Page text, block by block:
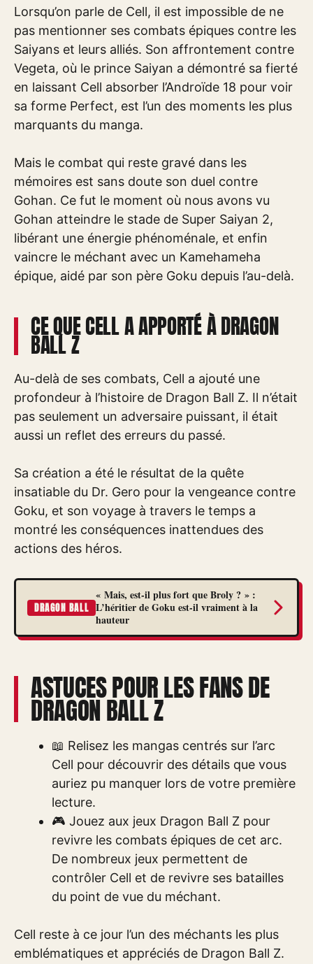
Lorsqu’on parle de Cell, il est impossible de ne
pas mentionner ses combats épiques contre les
Saiyans et leurs alliés. Son affrontement contre
Vegeta, où le prince Saiyan a démontré sa fierté
en laissant Cell absorber l’Androïde 18 pour voir
sa forme Perfect, est l’un des moments les plus
marquants du manga.
Mais le combat qui reste gravé dans les
mémoires est sans doute son duel contre
Gohan. Ce fut le moment où nous avons vu
Gohan atteindre le stade de Super Saiyan 2,
libérant une énergie phénoménale, et enfin
vaincre le méchant avec un Kamehameha
épique, aidé par son père Goku depuis l’au-delà.
CE QUE CELL A APPORTÉ À DRAGON
BALL Z
Au-delà de ses combats, Cell a ajouté une
profondeur à l’histoire de Dragon Ball Z. Il n’était
pas seulement un adversaire puissant, il était
aussi un reflet des erreurs du passé.
Sa création a été le résultat de la quête
insatiable du Dr. Gero pour la vengeance contre
Goku, et son voyage à travers le temps a
montré les conséquences inattendues des
actions des héros.
DRAGON BALL
« Mais, est-il plus fort que Broly ? » :
L’héritier de Goku est-il vraiment à la
hauteur
ASTUCES POUR LES FANS DE
DRAGON BALL Z
📖 Relisez les mangas centrés sur l’arc
Cell pour découvrir des détails que vous
auriez pu manquer lors de votre première
lecture.
🎮 Jouez aux jeux Dragon Ball Z pour
revivre les combats épiques de cet arc.
De nombreux jeux permettent de
contrôler Cell et de revivre ses batailles
du point de vue du méchant.
Cell reste à ce jour l’un des méchants les plus
emblématiques et appréciés de Dragon Ball Z.